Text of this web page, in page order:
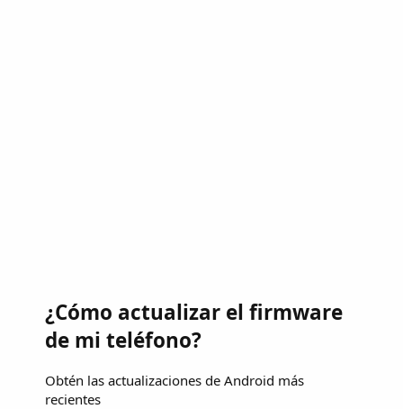
¿Cómo actualizar el firmware
de mi teléfono?
Obtén las actualizaciones de Android más
recientes